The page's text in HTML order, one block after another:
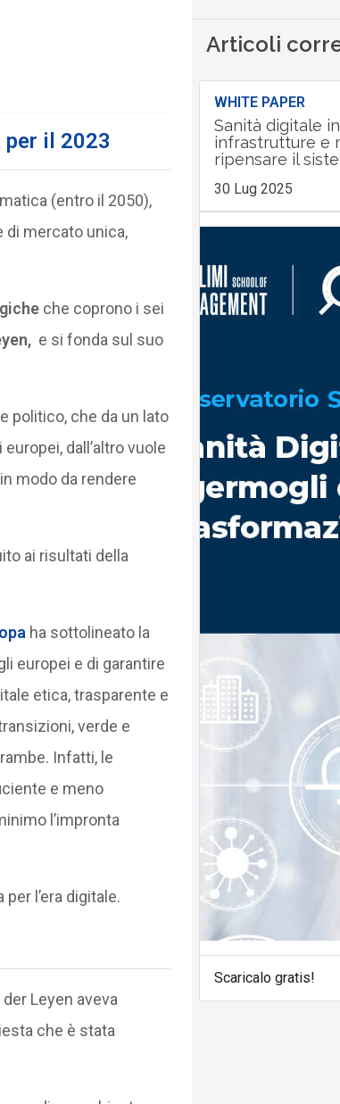
per il 2023
(entro il 2050),
di mercato unica,
che coprono i sei
e si fonda sul suo
politico, che da un lato
dall’altro vuole
modo da rendere
ai risultati della
ha sottolineato la
europei e di garantire
etica, trasparente e
verde e
Infatti, le
e meno
l’impronta
l’era digitale.
Leyen aveva
che è stata
Articoli
WHITE PAPER
Sanità digitale
infrastrutture e
ripensare il
30 Lug 2025
Scaricalo gratis!